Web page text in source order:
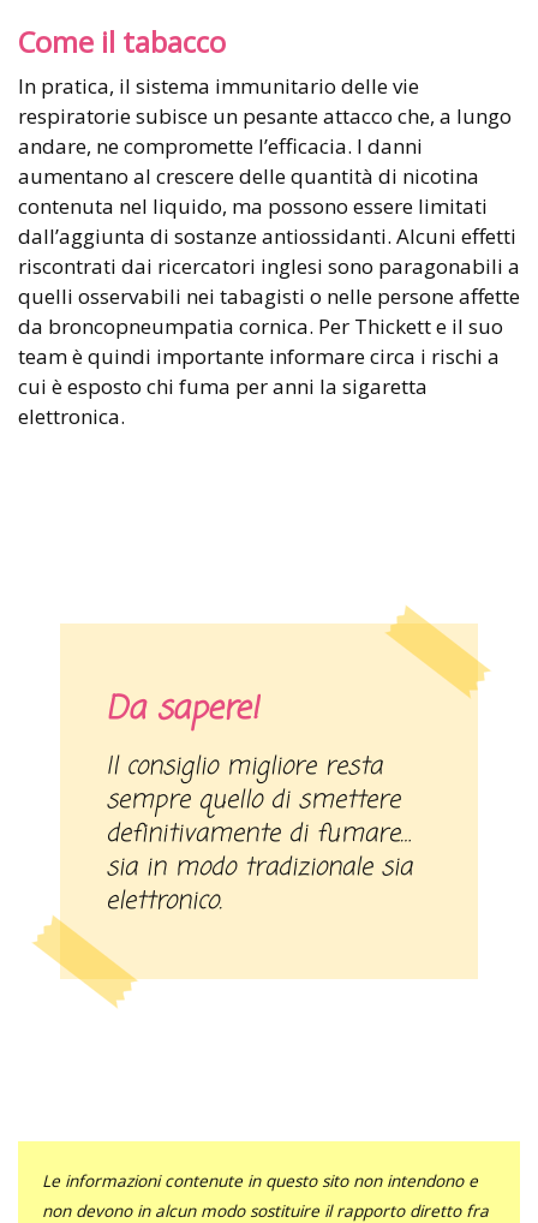
Come il tabacco
In pratica, il sistema immunitario delle vie
respiratorie subisce un pesante attacco che, a lungo
andare, ne compromette l’efficacia. I danni
aumentano al crescere delle quantità di nicotina
contenuta nel liquido, ma possono essere limitati
dall’aggiunta di sostanze antiossidanti. Alcuni effetti
riscontrati dai ricercatori inglesi sono paragonabili a
quelli osservabili nei tabagisti o nelle persone affette
da broncopneumpatia cornica. Per Thickett e il suo
team è quindi importante informare circa i rischi a
cui è esposto chi fuma per anni la sigaretta
elettronica.
Da sapere!
Il consiglio migliore resta
sempre quello di smettere
definitivamente di fumare…
sia in modo tradizionale sia
elettronico.
Le informazioni contenute in questo sito non intendono e
non devono in alcun modo sostituire il rapporto diretto fra